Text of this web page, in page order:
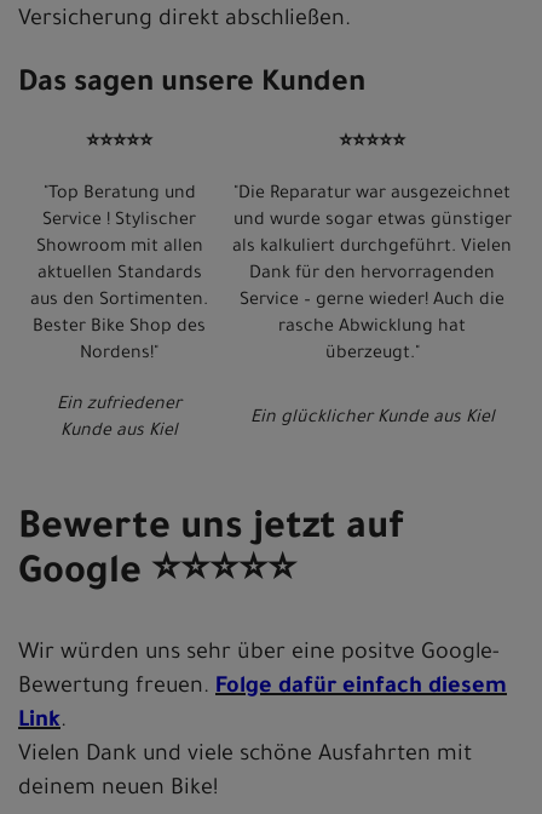
Versicherung direkt abschließen.
Das sagen unsere Kunden
⭐⭐⭐⭐⭐ ⭐⭐⭐⭐⭐
"Top Beratung und
Service ! Stylischer
Showroom mit allen
aktuellen Standards
aus den Sortimenten.
Bester Bike Shop des
Nordens!"
"Die Reparatur war ausgezeichnet
und wurde sogar etwas günstiger
als kalkuliert durchgeführt. Vielen
Dank für den hervorragenden
Service – gerne wieder! Auch die
rasche Abwicklung hat
überzeugt."
Ein zufriedener
Kunde aus Kiel
Ein glücklicher Kunde aus Kiel
Bewerte uns jetzt auf
Google ⭐⭐⭐⭐⭐
Wir würden uns sehr über eine positve Google-
Bewertung freuen. Folge dafür einfach diesem
Link.
Vielen Dank und viele schöne Ausfahrten mit
deinem neuen Bike!